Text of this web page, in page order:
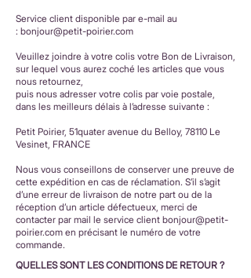
Service client disponible par e-mail au
: bonjour@petit-poirier.com
Veuillez joindre à votre colis votre Bon de Livraison,
sur lequel vous aurez coché les articles que vous
nous retournez,
puis nous adresser votre colis par voie postale,
dans les meilleurs délais à l’adresse suivante :
Petit Poirier, 51quater avenue du Belloy, 78110 Le
Vesinet, FRANCE
Nous vous conseillons de conserver une preuve de
cette expédition en cas de réclamation. S’il s’agit
d’une erreur de livraison de notre part ou de la
réception d’un article défectueux, merci de
contacter par mail le service client bonjour@petit-
poirier.com en précisant le numéro de votre
commande.
QUELLES SONT LES CONDITIONS DE RETOUR ?